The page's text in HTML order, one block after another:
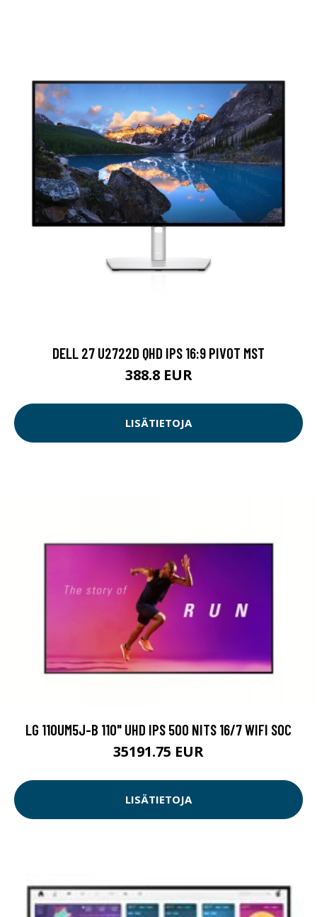
DELL 27 U2722D QHD IPS 16:9 PIVOT MST
388.8 EUR
LISÄTIETOJA
LG 110UM5J-B 110" UHD IPS 500 NITS 16/7 WIFI SOC
35191.75 EUR
LISÄTIETOJA